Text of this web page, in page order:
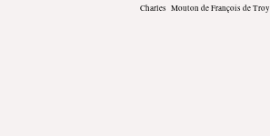
Charles Mouton de François de Troy